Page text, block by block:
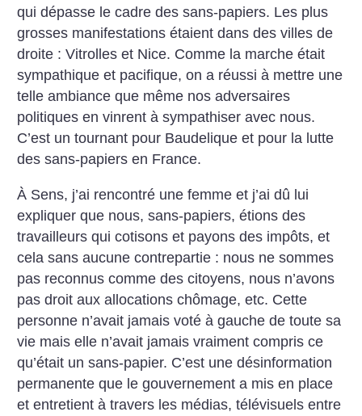
qui dépasse le cadre des sans-papiers. Les plus
grosses manifestations étaient dans des villes de
droite : Vitrolles et Nice. Comme la marche était
sympathique et pacifique, on a réussi à mettre une
telle ambiance que même nos adversaires
politiques en vinrent à sympathiser avec nous.
C’est un tournant pour Baudelique et pour la lutte
des sans-papiers en France.
À Sens, j’ai rencontré une femme et j’ai dû lui
expliquer que nous, sans-papiers, étions des
travailleurs qui cotisons et payons des impôts, et
cela sans aucune contrepartie : nous ne sommes
pas reconnus comme des citoyens, nous n’avons
pas droit aux allocations chômage, etc. Cette
personne n’avait jamais voté à gauche de toute sa
vie mais elle n’avait jamais vraiment compris ce
qu’était un sans-papier. C’est une désinformation
permanente que le gouvernement a mis en place
et entretient à travers les médias, télévisuels entre